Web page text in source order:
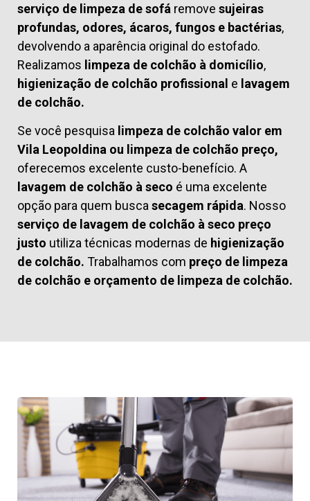
serviço de limpeza de sofá remove sujeiras
profundas, odores, ácaros, fungos e bactérias,
devolvendo a aparência original do estofado.
Realizamos limpeza de colchão à domicílio,
higienização de colchão profissional e lavagem
de colchão.
Se você pesquisa limpeza de colchão valor em
Vila Leopoldina ou limpeza de colchão preço,
oferecemos excelente custo-benefício. A
lavagem de colchão à seco é uma excelente
opção para quem busca secagem rápida. Nosso
serviço de lavagem de colchão à seco preço
justo utiliza técnicas modernas de higienização
de colchão. Trabalhamos com preço de limpeza
de colchão e orçamento de limpeza de colchão.